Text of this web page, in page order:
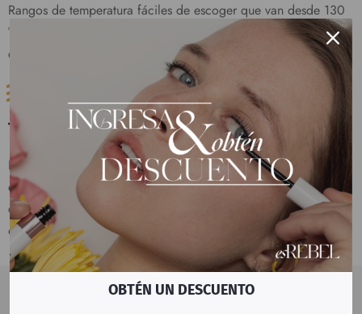
Rangos de temperatura fáciles de escoger que van desde 130
°C a 220 °C. Se adaptan a todo tipo de cabello: liso, rizado o
crespo.
Tecnología Multiplate
Diseñado y fabricado con materiales ligeros, duraderos y de
calidad para alisar de manera rápida. Sus 25 hebras de
cerámica te dejaran el pelo liso y sin frizz en un abrir y cerrar
de ojos.
OBTÉN UN DESCUENTO